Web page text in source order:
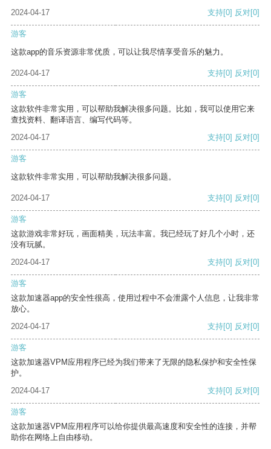
2024-04-17 支持[0] 反对[0]
游客
这款app的音乐资源非常优质，可以让我尽情享受音乐的魅力。
2024-04-17 支持[0] 反对[0]
游客
这款软件非常实用，可以帮助我解决很多问题。比如，我可以使用它来
查找资料、翻译语言、编写代码等。
2024-04-17
支持[0] 反对[0]
游客
这款软件非常实用，可以帮助我解决很多问题。
2024-04-17 支持[0] 反对[0]
游客
这款游戏非常好玩，画面精美，玩法丰富。我已经玩了好几个小时，还
没有玩腻。
2024-04-17
支持[0] 反对[0]
游客
这款加速器app的安全性很高，使用过程中不会泄露个人信息，让我非常
放心。
2024-04-17
支持[0] 反对[0]
游客
这款加速器VPM应用程序已经为我们带来了无限的隐私保护和安全性保
护。
2024-04-17
支持[0] 反对[0]
游客
这款加速器VPM应用程序可以给你提供最高速度和安全性的连接，并帮
助你在网络上自由移动。